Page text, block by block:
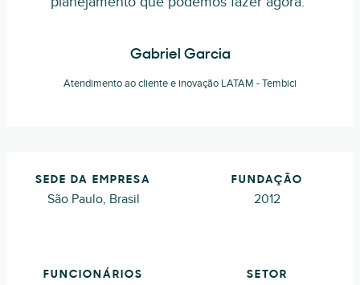
Gabriel Garcia
Atendimento ao cliente e inovação LATAM - Tembici
SEDE DA EMPRESA
São Paulo, Brasil
FUNDAÇÃO
2012
FUNCIONÁRIOS SETOR